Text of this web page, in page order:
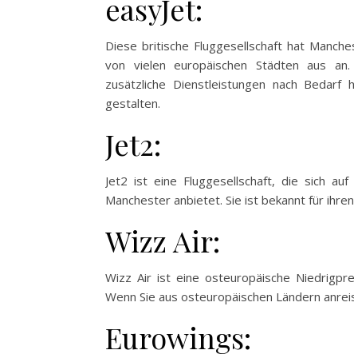
easyJet:
Diese britische Fluggesellschaft hat
von vielen europäischen Städten aus
zusätzliche Dienstleistungen nach Bedarf
gestalten.
Jet2:
Jet2 ist eine Fluggesellschaft, die sich
Manchester anbietet. Sie ist bekannt für
Wizz Air:
Wizz Air ist eine osteuropäische
Wenn Sie aus osteuropäischen Ländern
Eurowings: